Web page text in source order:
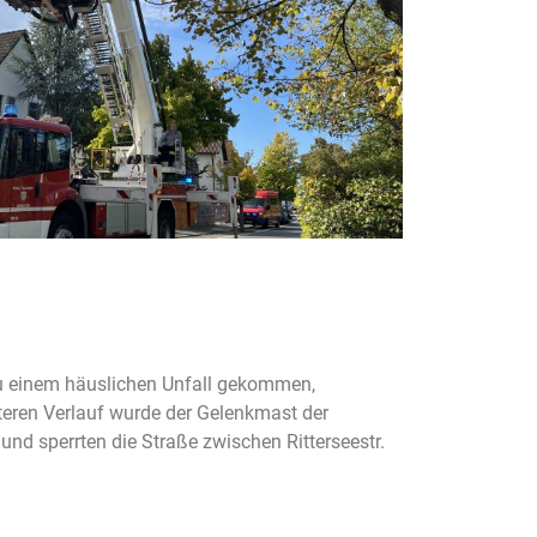
häuslichen Unfall gekommen,
Verlauf wurde der Gelenkmast der
sperrten die Straße zwischen Ritterseestr.